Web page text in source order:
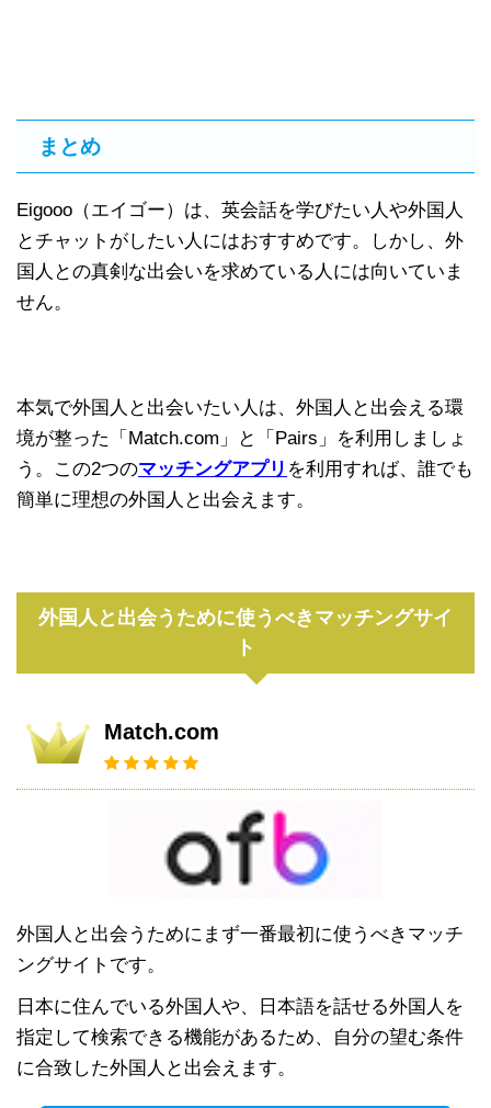
まとめ
Eigooo（エイゴー）は、英会話を学びたい人や外国人
とチャットがしたい人にはおすすめです。しかし、外
国人との真剣な出会いを求めている人には向いていま
せん。
本気で外国人と出会いたい人は、外国人と出会える環
境が整った「Match.com」と「Pairs」を利用しましょ
う。この2つのマッチングアプリ を利用すれば、誰でも
簡単に理想の外国人と出会えます。
外国人と出会うために使うべきマッチングサイ
ト
Match.com
外国人と出会うためにまず一番最初に使うべきマッチ
ングサイトです。
日本に住んでいる外国人や、日本語を話せる外国人を
指定して検索できる機能があるため、自分の望む条件
に合致した外国人と出会えます。